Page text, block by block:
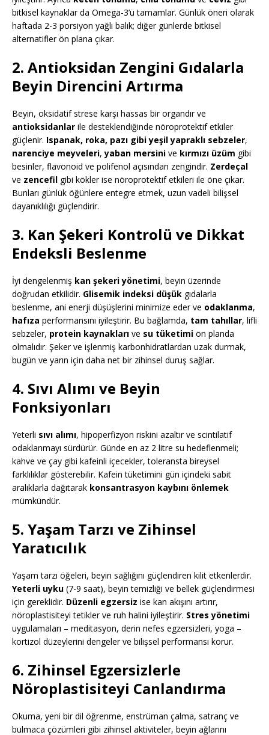
bitkisel kaynaklar da Omega-3’ü tamamlar. Günlük öneri olarak
haftada 2-3 porsiyon yağlı balık; diğer günlerde bitkisel
alternatifler ön plana çıkar.
2. Antioksidan Zengini Gıdalarla
Beyin Direncini Artırma
Beyin, oksidatif strese karşı hassas bir organdır ve
antioksidanlar ile desteklendiğinde nöroprotektif etkiler
güçlenir. Ispanak, roka, pazı gibi yeşil yapraklı sebzeler,
narenciye meyveleri,yaban mersini ve kırmızı üzüm gibi
besinler, flavonoid ve polifenol açısından zengindir. Zerdeçal
ve zencefil gibi kökler ise nöroprotektif etkileri ile öne çıkar.
Bunları günlük öğünlere entegre etmek, uzun vadeli bilişsel
dayanıklılığı güçlendirir.
3. Kan Şekeri Kontrolü ve Dikkat
Endeksli Beslenme
İyi dengelenmiş kan şekeri yönetimi, beyin üzerinde
doğrudan etkilidir. Glisemik indeksi düşük gıdalarla
beslenme, ani enerji düşüşlerini minimize eder ve odaklanma,
hafıza performansını iyileştirir. Bu bağlamda, tam tahıllar, lifli
sebzeler, protein kaynakları ve su tüketimi ön planda
olmalıdır. Şeker ve işlenmiş karbonhidratlardan uzak durmak,
bugün ve yarın için daha net bir zihinsel duruş sağlar.
4. Sıvı Alımı ve Beyin
Fonksiyonları
Yeterli sıvı alımı, hipoperfizyon riskini azaltır ve scintilatif
odaklanmayı sürdürür. Günde en az 2 litre su hedeflenmeli;
kahve ve çay gibi kafeinli içecekler, toleransta bireysel
farklılıklar gösterebilir. Kafein tüketimini gün içindeki sabit
aralıklarla dağıtarak konsantrasyon kaybını önlemek
mümkündür.
5. Yaşam Tarzı ve Zihinsel
Yaratıcılık
Yaşam tarzı öğeleri, beyin sağlığını güçlendiren kilit etkenlerdir.
Yeterli uyku (7-9 saat), beyin temizliği ve bellek güçlendirmesi
için gereklidir. Düzenli egzersiz ise kan akışını artırır,
nöroplastisiteyi tetikler ve ruh halini iyileştirir. Stres yönetimi
uygulamaları – meditasyon, derin nefes egzersizleri, yoga –
kortizol düzeylerini dengeler ve bilişsel performansı korur.
6. Zihinsel Egzersizlerle
Nöroplastisiteyi Canlandırma
Okuma, yeni bir dil öğrenme, enstrüman çalma, satranç ve
bulmaca çözümleri gibi zihinsel aktiviteler, beyin ağlarını